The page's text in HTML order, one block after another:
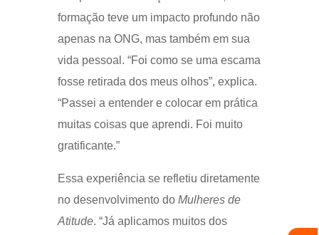
formação teve um impacto profundo não
apenas na ONG, mas também em sua
vida pessoal. “Foi como se uma escama
fosse retirada dos meus olhos”, explica.
“Passei a entender e colocar em prática
muitas coisas que aprendi. Foi muito
gratificante.”
Essa experiência se refletiu diretamente
no desenvolvimento do Mulheres de
Atitude. “Já aplicamos muitos dos